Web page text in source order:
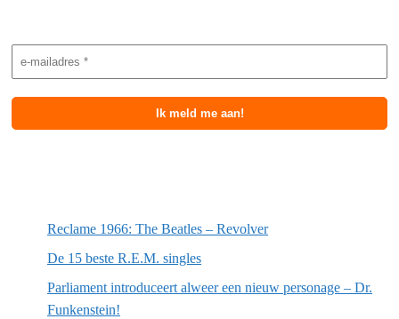
Reclame 1966: The Beatles – Revolver
De 15 beste R.E.M. singles
Parliament introduceert alweer een nieuw personage – Dr.
Funkenstein!